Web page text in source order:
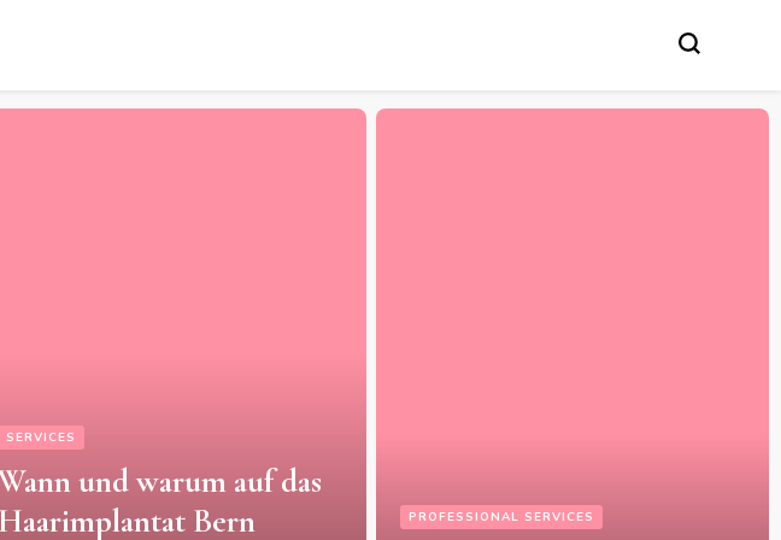
PROFESSIONAL SERVICES SERVICES